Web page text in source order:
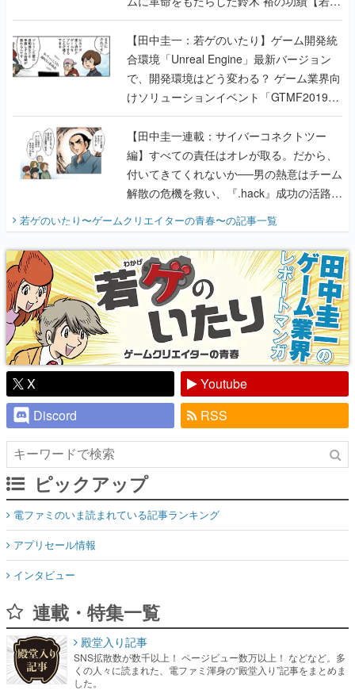
のいたり】
【田中圭一：若ゲのいたり】ゲーム開発統
合環境「Unreal Engine」最新バージョン
で、開発環境はどう変わる？ ゲーム業界向
けソリューションイベント「GTMF2019」
に行って、より理解を深めよう【PR】
【田中圭一連載：サイバーコネクトツー
編】すべての責任はオレが取る。だから、
付いてきてくれないか──男の熱意はチーム
解散の危機を救い、『.hack』成功の活路を
『少年ジャンプ』色だった【若ゲのいた
り】
若ゲのいたり〜ゲームクリエイターの青春〜の記事一覧
X
Youtube
Discord
RSS
ピックアップ
電ファミのいま読まれている記事ランキング
アプリセール情報
インタビュー
連載・特集一覧
殿堂入り記事
SNS拡散数が数千以上！ ページビュー数万以上！ などなど。多
くの人々に読まれた、電ファミ渾身の“殿堂入り”記事をまとめま
した。